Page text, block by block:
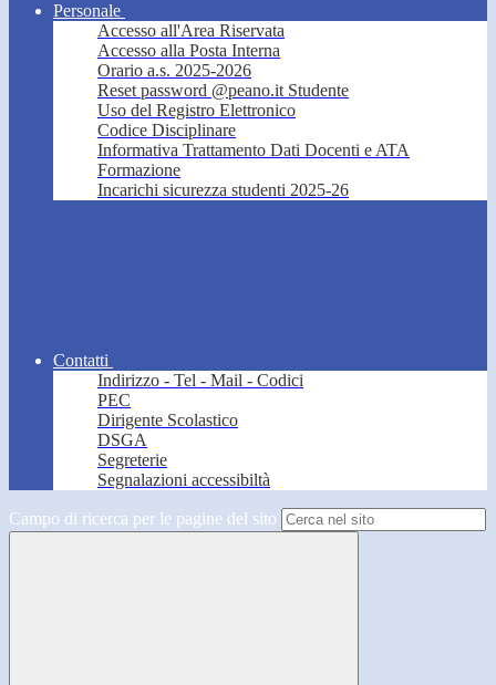
Personale
Accesso all'Area Riservata
Accesso alla Posta Interna
Orario a.s. 2025-2026
Reset password @peano.it Studente
Uso del Registro Elettronico
Codice Disciplinare
Informativa Trattamento Dati Docenti e ATA
Formazione
Incarichi sicurezza studenti 2025-26
Contatti
Indirizzo - Tel - Mail - Codici
PEC
Dirigente Scolastico
DSGA
Segreterie
Segnalazioni accessibiltà
Campo di ricerca per le pagine del sito